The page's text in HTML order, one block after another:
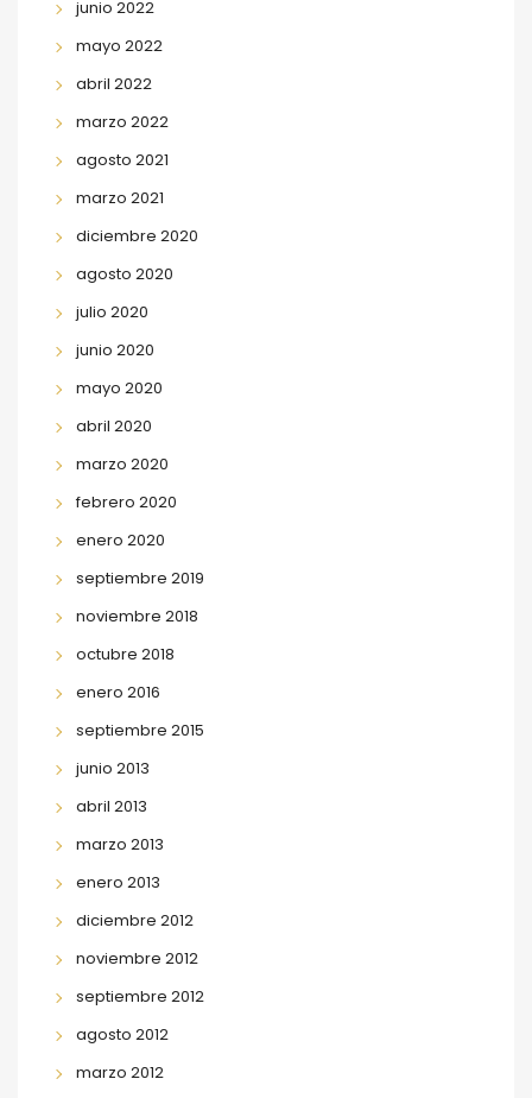
junio 2022
mayo 2022
abril 2022
marzo 2022
agosto 2021
marzo 2021
diciembre 2020
agosto 2020
julio 2020
junio 2020
mayo 2020
abril 2020
marzo 2020
febrero 2020
enero 2020
septiembre 2019
noviembre 2018
octubre 2018
enero 2016
septiembre 2015
junio 2013
abril 2013
marzo 2013
enero 2013
diciembre 2012
noviembre 2012
septiembre 2012
agosto 2012
marzo 2012